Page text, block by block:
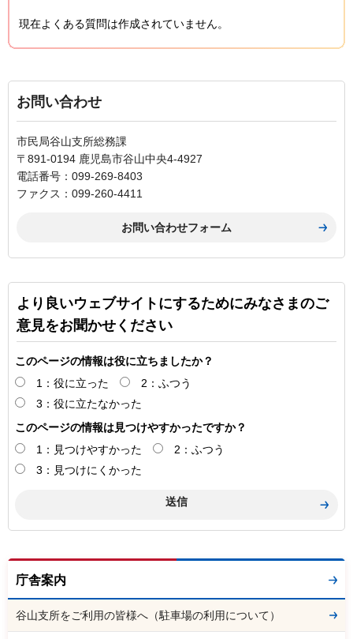
現在よくある質問は作成されていません。
お問い合わせ
市民局谷山支所総務課
〒891-0194 鹿児島市谷山中央4-4927
電話番号：099-269-8403
ファクス：099-260-4411
より良いウェブサイトにするためにみなさまのご
意見をお聞かせください
このページの情報は役に立ちましたか？
1：役に立った
2：ふつう
3：役に立たなかった
このページの情報は見つけやすかったですか？
1：見つけやすかった
2：ふつう
3：見つけにくかった
庁舎案内
谷山支所をご利用の皆様へ（駐車場の利用について）